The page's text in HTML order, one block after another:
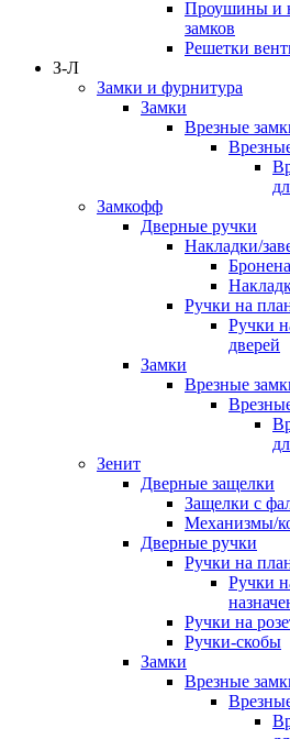
Проушины и
замков
Решетки
З-Л
Замки и фурнитура
Замки
Врезные
Замкофф
Дверные ручки
Накладки/
Ручки на
Ручки
дверей
Замки
Врезные
Зенит
Дверные защелки
Защелки с
Механизмы/
Дверные ручки
Ручки на
Ручки
Ручки на
Ручки-скобы
Замки
Врезные